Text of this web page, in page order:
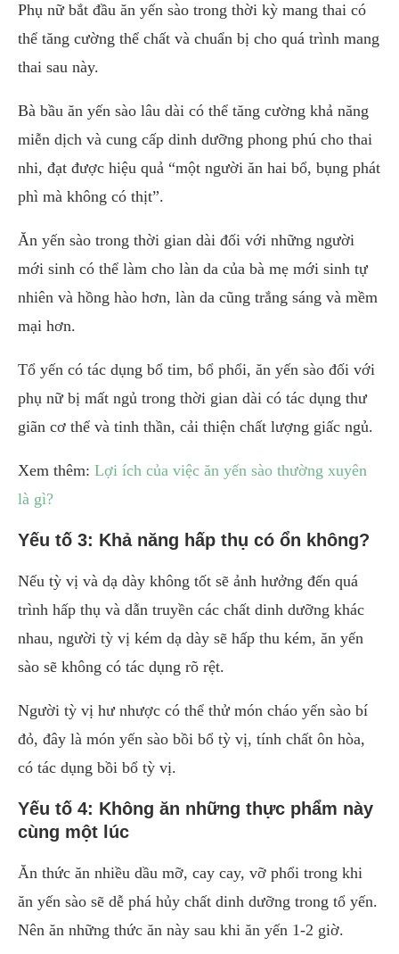
Phụ nữ bắt đầu ăn yến sào trong thời kỳ mang thai có
thể tăng cường thể chất và chuẩn bị cho quá trình mang
thai sau này.
Bà bầu ăn yến sào lâu dài có thể tăng cường khả năng
miễn dịch và cung cấp dinh dưỡng phong phú cho thai
nhi, đạt được hiệu quả “một người ăn hai bổ, bụng phát
phì mà không có thịt”.
Ăn yến sào trong thời gian dài đối với những người
mới sinh có thể làm cho làn da của bà mẹ mới sinh tự
nhiên và hồng hào hơn, làn da cũng trắng sáng và mềm
mại hơn.
Tổ yến có tác dụng bổ tim, bổ phổi, ăn yến sào đối với
phụ nữ bị mất ngủ trong thời gian dài có tác dụng thư
giãn cơ thể và tinh thần, cải thiện chất lượng giấc ngủ.
Xem thêm: Lợi ích của việc ăn yến sào thường xuyên
là gì?
Yếu tố 3: Khả năng hấp thụ có ổn không?
Nếu tỳ vị và dạ dày không tốt sẽ ảnh hưởng đến quá
trình hấp thụ và dẫn truyền các chất dinh dưỡng khác
nhau, người tỳ vị kém dạ dày sẽ hấp thu kém, ăn yến
sào sẽ không có tác dụng rõ rệt.
Người tỳ vị hư nhược có thể thử món cháo yến sào bí
đỏ, đây là món yến sào bồi bổ tỳ vị, tính chất ôn hòa,
có tác dụng bồi bổ tỳ vị.
Yếu tố 4: Không ăn những thực phẩm này
cùng một lúc
Ăn thức ăn nhiều dầu mỡ, cay cay, vỡ phổi trong khi
ăn yến sào sẽ dễ phá hủy chất dinh dưỡng trong tổ yến.
Nên ăn những thức ăn này sau khi ăn yến 1-2 giờ.